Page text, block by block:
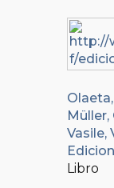
Müller,
Vasile,
Libro